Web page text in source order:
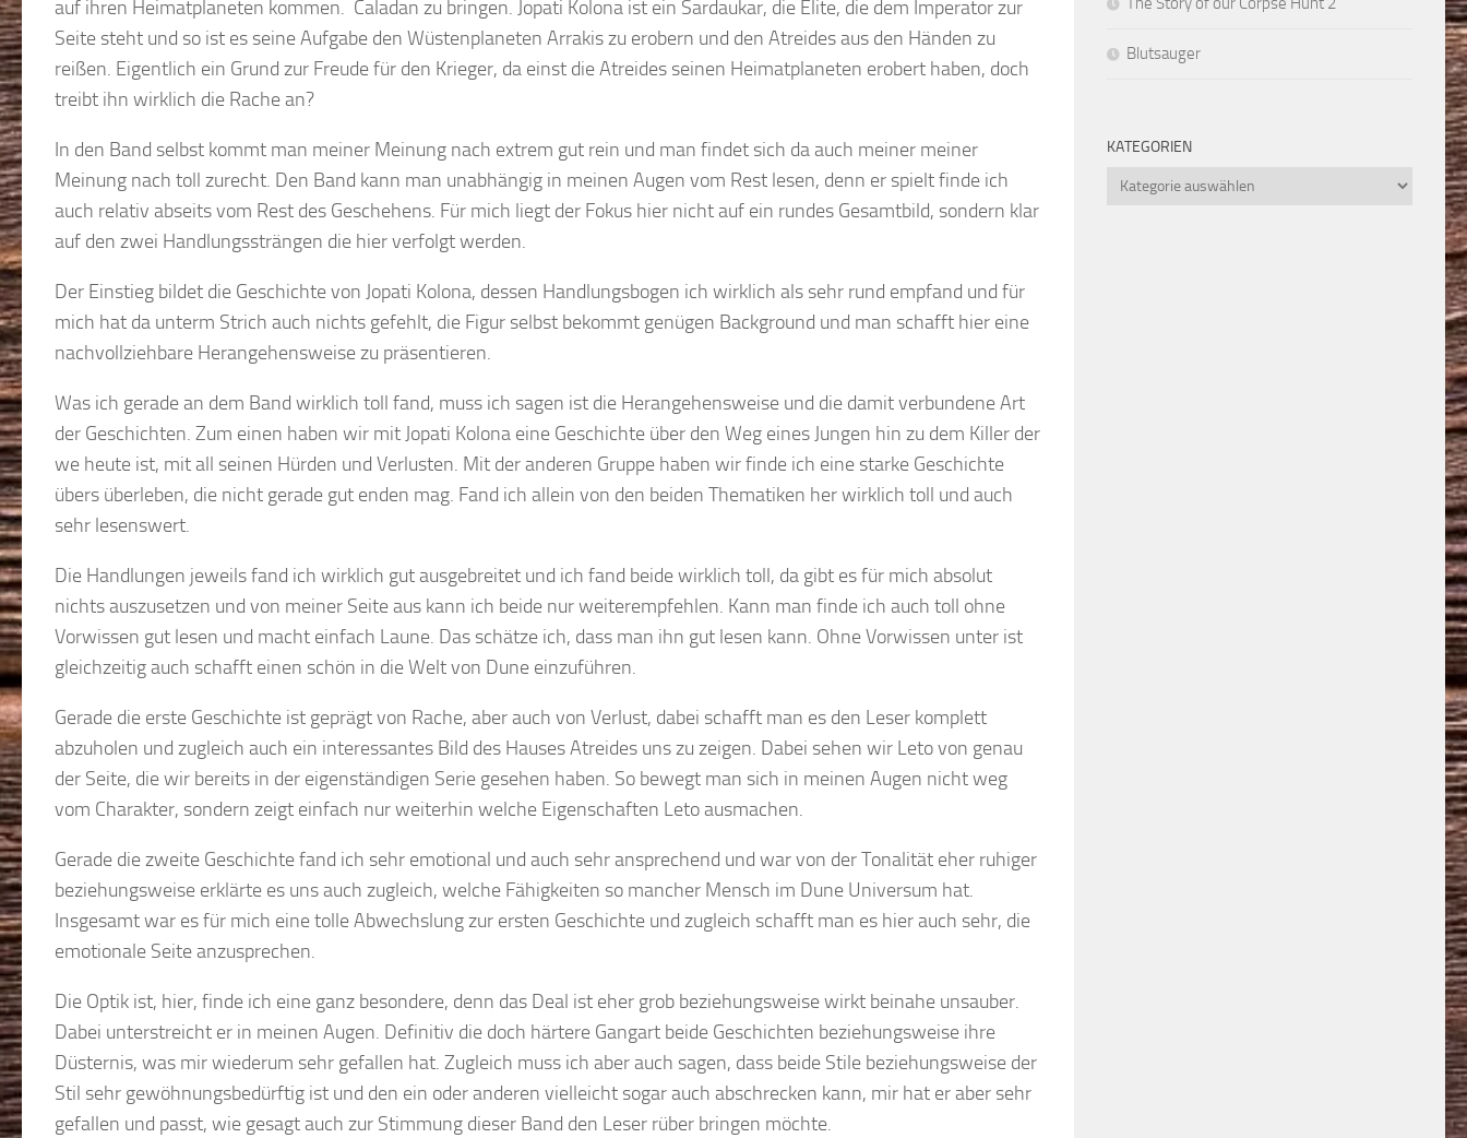
auf ihren Heimatplaneten kommen. Caladan zu bringen. Jopati Kolona ist ein Sardaukar, die Elite, die dem Imperator zur
Seite steht und so ist es seine Aufgabe den Wüstenplaneten Arrakis zu erobern und den Atreides aus den Händen zu
reißen. Eigentlich ein Grund zur Freude für den Krieger, da einst die Atreides seinen Heimatplaneten erobert haben, doch
treibt ihn wirklich die Rache an?
In den Band selbst kommt man meiner Meinung nach extrem gut rein und man findet sich da auch meiner meiner
Meinung nach toll zurecht. Den Band kann man unabhängig in meinen Augen vom Rest lesen, denn er spielt finde ich
auch relativ abseits vom Rest des Geschehens. Für mich liegt der Fokus hier nicht auf ein rundes Gesamtbild, sondern klar
auf den zwei Handlungssträngen die hier verfolgt werden.
Der Einstieg bildet die Geschichte von Jopati Kolona, dessen Handlungsbogen ich wirklich als sehr rund empfand und für
mich hat da unterm Strich auch nichts gefehlt, die Figur selbst bekommt genügen Background und man schafft hier eine
nachvollziehbare Herangehensweise zu präsentieren.
Was ich gerade an dem Band wirklich toll fand, muss ich sagen ist die Herangehensweise und die damit verbundene Art
der Geschichten. Zum einen haben wir mit Jopati Kolona eine Geschichte über den Weg eines Jungen hin zu dem Killer der
we heute ist, mit all seinen Hürden und Verlusten. Mit der anderen Gruppe haben wir finde ich eine starke Geschichte
übers überleben, die nicht gerade gut enden mag. Fand ich allein von den beiden Thematiken her wirklich toll und auch
sehr lesenswert.
Die Handlungen jeweils fand ich wirklich gut ausgebreitet und ich fand beide wirklich toll, da gibt es für mich absolut
nichts auszusetzen und von meiner Seite aus kann ich beide nur weiterempfehlen. Kann man finde ich auch toll ohne
Vorwissen gut lesen und macht einfach Laune. Das schätze ich, dass man ihn gut lesen kann. Ohne Vorwissen unter ist
gleichzeitig auch schafft einen schön in die Welt von Dune einzuführen.
Gerade die erste Geschichte ist geprägt von Rache, aber auch von Verlust, dabei schafft man es den Leser komplett
abzuholen und zugleich auch ein interessantes Bild des Hauses Atreides uns zu zeigen. Dabei sehen wir Leto von genau
der Seite, die wir bereits in der eigenständigen Serie gesehen haben. So bewegt man sich in meinen Augen nicht weg
vom Charakter, sondern zeigt einfach nur weiterhin welche Eigenschaften Leto ausmachen.
Gerade die zweite Geschichte fand ich sehr emotional und auch sehr ansprechend und war von der Tonalität eher ruhiger
beziehungsweise erklärte es uns auch zugleich, welche Fähigkeiten so mancher Mensch im Dune Universum hat.
Insgesamt war es für mich eine tolle Abwechslung zur ersten Geschichte und zugleich schafft man es hier auch sehr, die
emotionale Seite anzusprechen.
Die Optik ist, hier, finde ich eine ganz besondere, denn das Deal ist eher grob beziehungsweise wirkt beinahe unsauber.
Dabei unterstreicht er in meinen Augen. Definitiv die doch härtere Gangart beide Geschichten beziehungsweise ihre
Düsternis, was mir wiederum sehr gefallen hat. Zugleich muss ich aber auch sagen, dass beide Stile beziehungsweise der
Stil sehr gewöhnungsbedürftig ist und den ein oder anderen vielleicht sogar auch abschrecken kann, mir hat er aber sehr
gefallen und passt, wie gesagt auch zur Stimmung dieser Band den Leser rüber bringen möchte.
Blutsauger
KATEGORIEN
Kategorien